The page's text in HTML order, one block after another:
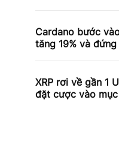
Cardano bước
tăng 19% và
XRP rơi về gần 1
đặt cược vào